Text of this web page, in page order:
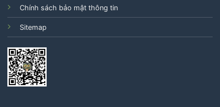
Chính sách bảo mật thông tin
Sitemap